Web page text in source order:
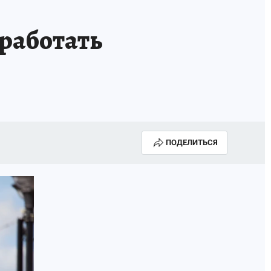
ЗАДАЙ ВОПРОС ГАИ
ГОВОРЯТ ЗВЕЗДЫ ПОДЕЛИТЬСЯ